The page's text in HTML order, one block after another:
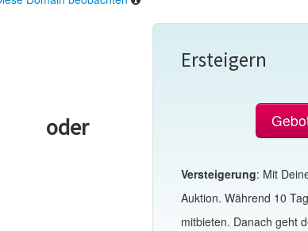
oder
Ersteigern
Versteigerung: Mit
Auktion. Während 10
mitbieten. Danach geht